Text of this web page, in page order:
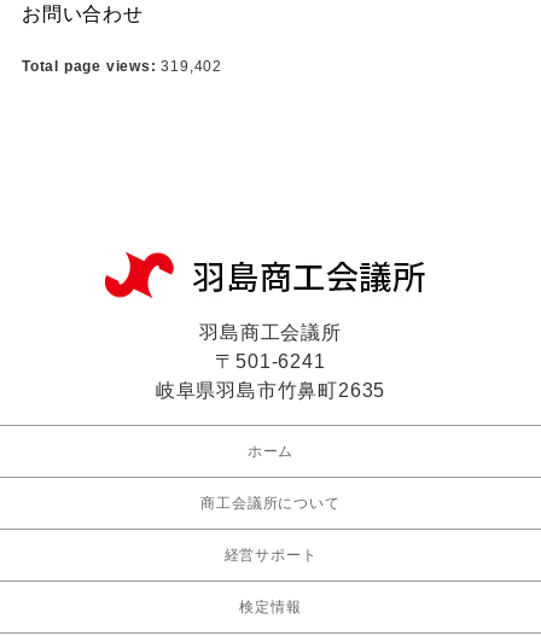
お問い合わせ
Total page views:319,402
羽島商工会議所
〒501-6241
岐阜県羽島市竹鼻町2635
ホーム
商工会議所について
経営サポート
検定情報